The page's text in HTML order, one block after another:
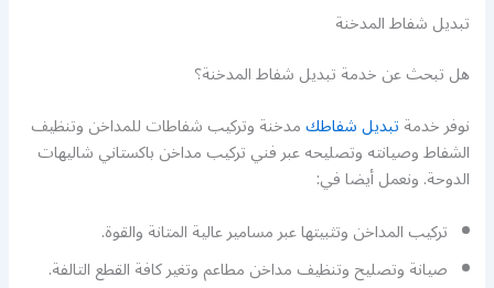
تبديل شفاط المدخنة
هل تبحث عن خدمة تبديل شفاط المدخنة؟
نوفر خدمةتبديل شفاطكمدخنة وتركيب شفاطات للمداخن وتنظيف
الشفاط وصيانته وتصليحه عبر فني تركيب مداخن باكستاني شاليهات
الدوحة. ونعمل أيضا في:
تركيب المداخن وتثبيتها عبر مسامير عالية المتانة والقوة.
صيانة وتصليح وتنظيف مداخن مطاعم وتغير كافة القطع التالفة.